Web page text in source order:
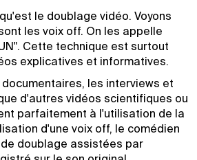
le doublage vidéo. Voyons
les voix off. On les appelle
Cette technique est surtout
explicatives et informatives.
les interviews et
d'autres vidéos scientifiques ou
parfaitement à l'utilisation de la
d'une voix off, le comédien
doublage assistées par